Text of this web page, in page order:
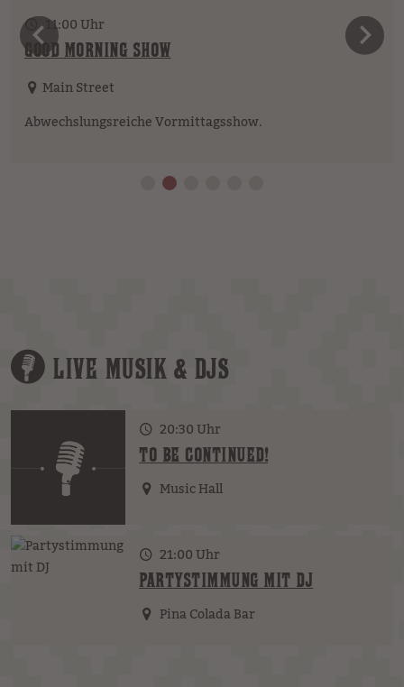
11:00 Uhr
GOOD MORNING SHOW
Main Street
Abwechslungsreiche Vormittagsshow.
vorheriges Element
LIVE MUSIK & DJS
20:30 Uhr
TO BE CONTINUED!
Music Hall
21:00 Uhr
PARTYSTIMMUNG MIT DJ
Pina Colada Bar